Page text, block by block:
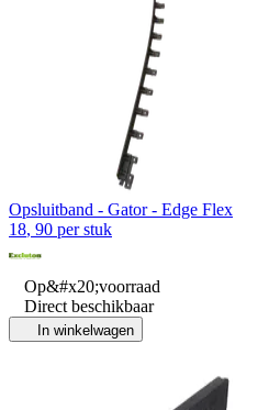
Opsluitband - Gator - Edge Flex
18, 90 per stuk
Op&#x20;voorraad
Direct beschikbaar
In winkelwagen